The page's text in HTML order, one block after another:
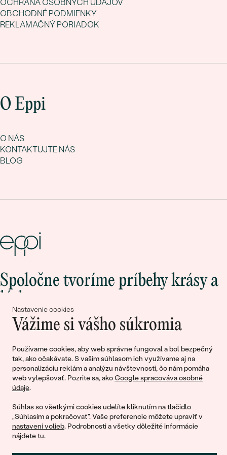
Nastavenie cookies
Vážime si vášho súkromia
Používame cookies, aby web správne fungoval a bol bezpečný
tak, ako očakávate. S vaším súhlasom ich využívame aj na
personalizáciu reklám a analýzu návštevnosti, čo nám pomáha
web vylepšovať. Pozrite sa, akoGoogle spracováva osobné
údaje.
Súhlas so všetkými cookies udelíte kliknutím na tlačidlo
„Súhlasím a pokračovať". Vaše preferencie môžete upraviť v
nastavení volieb. Podrobnosti a všetky dôležité informácie
nájdetetu.
OCHRANA OSOBNÝCH ÚDAJOV
OBCHODNÉ PODMIENKY
REKLAMAČNÝ PORIADOK
O Eppi
O NÁS
KONTAKTUJTE NÁS
BLOG
Spoločne tvoríme príbehy krásy a
Pripojte sa k nám!
© 2011 - 2026, Eppi.sk